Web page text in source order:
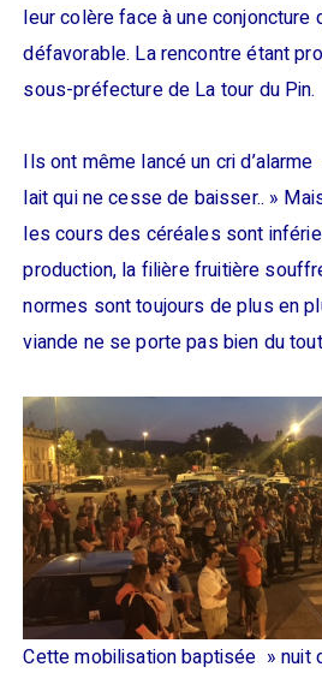
leur colère face à une
défavorable. La rencontre étant
sous-préfecture de La tour du Pin.
Ils ont même lancé un cri d’alarme
lait qui ne cesse de baisser.. »
les cours des céréales sont
production, la filière fruitière
normes sont toujours de plus en
viande ne se porte pas bien du
Cette mobilisation baptisée » nuit